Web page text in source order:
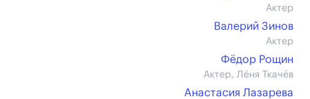
Актер
Валерий Зинов
Актер
Фёдор Рощин
Актер, Лёня Ткачёв
Анастасия Лазарева